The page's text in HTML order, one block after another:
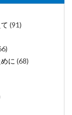
(91)
に (68)